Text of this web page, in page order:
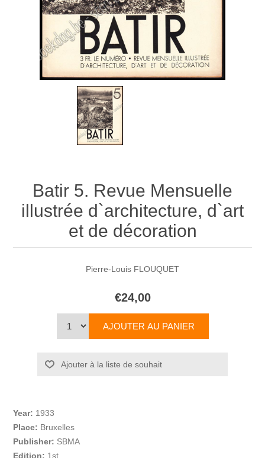
Batir 5. Revue Mensuelle
illustrée d`architecture, d`art
et de décoration
Pierre-Louis FLOUQUET
€24,00
Year: 1933
Place: Bruxelles
Publisher: SBMA
Edition: 1st